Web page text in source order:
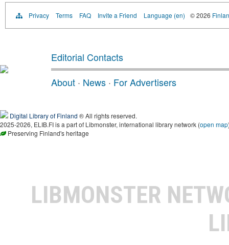
Privacy Terms FAQ Invite a Friend Language (en) © 2026
Editorial Contacts
About · News · For Advertisers
Digital Library of Finland ® All rights reserved.
2025-2026, ELIB.FI is a part of Libmonster, international library network (open map
Preserving Finland's heritage
LIBMONSTER